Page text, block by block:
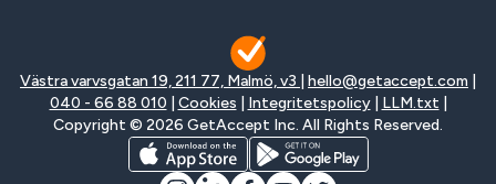
Västra varvsgatan 19, 211 77, Malmö, v3 hello@getaccept.com
040 - 66 88 010
Cookies Integritetspolicy| LLM.txt
Copyright © 2026 GetAccept Inc. All Rights Reserved.